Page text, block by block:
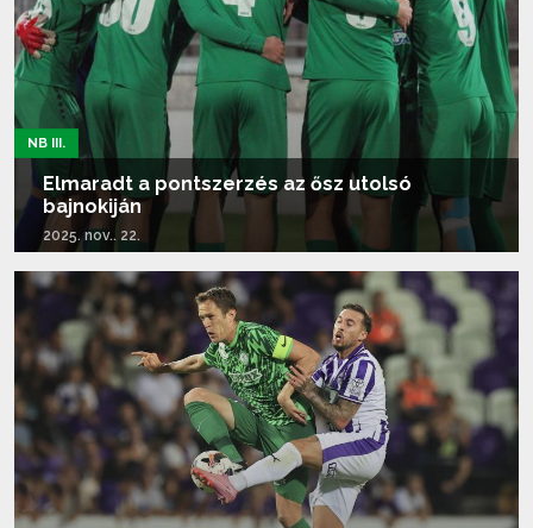
NB III.
Elmaradt a pontszerzés az ősz utolsó
bajnokiján
2025. nov.. 22.
Tovább olvasom...